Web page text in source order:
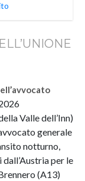
Valle dell’Inn)
generale
notturno,
per le
(A13)